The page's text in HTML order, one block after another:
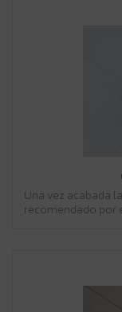
Una vez acabada
recomendado por